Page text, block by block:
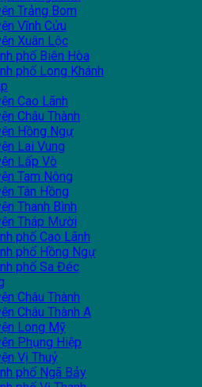
Trảng Bom
Vĩnh Cửu
Xuân Lộc
phố Biên Hòa
phố Long Khánh
Cao Lãnh
Châu Thành
Hồng Ngự
Lai Vung
Lấp Vò
Tam Nông
Tân Hồng
Thanh Bình
Tháp Mười
phố Cao Lãnh
phố Hồng Ngự
phố Sa Đéc
Châu Thành
Châu Thành A
Long Mỹ
Phụng Hiệp
Vị Thuỷ
phố Ngã Bảy